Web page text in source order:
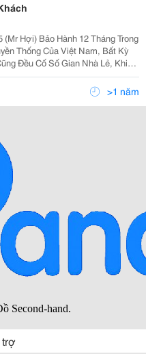
12 Tháng Trong
Thống Của Việt Nam, Bất Kỳ
Đều Cố Số Gian Nhà Lẻ, Khi
Và Đó Chính Là Dùng Để Làm
Này Thể Hiện
>1 năm
trợ